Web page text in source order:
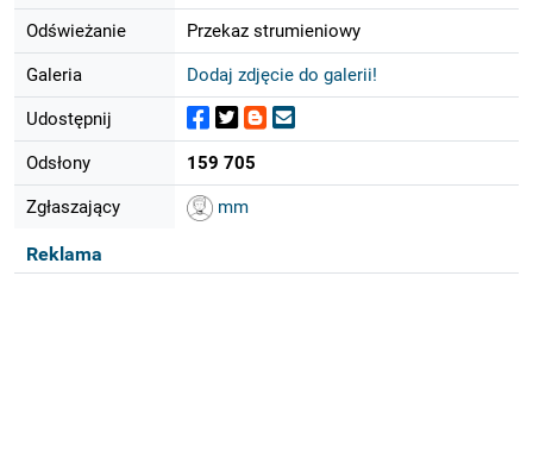
Odświeżanie Przekaz strumieniowy
Galeria Dodaj zdjęcie do galerii!
Udostępnij
Odsłony 159 705
Zgłaszający mm
Reklama